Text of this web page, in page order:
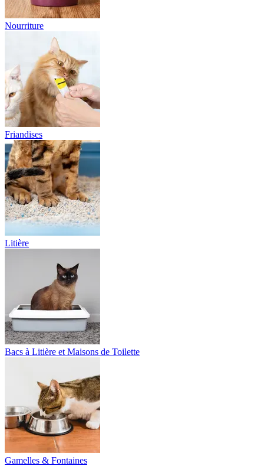
Nourriture
Friandises
Litière
Bacs à Litière et Maisons de Toilette
Gamelles & Fontaines